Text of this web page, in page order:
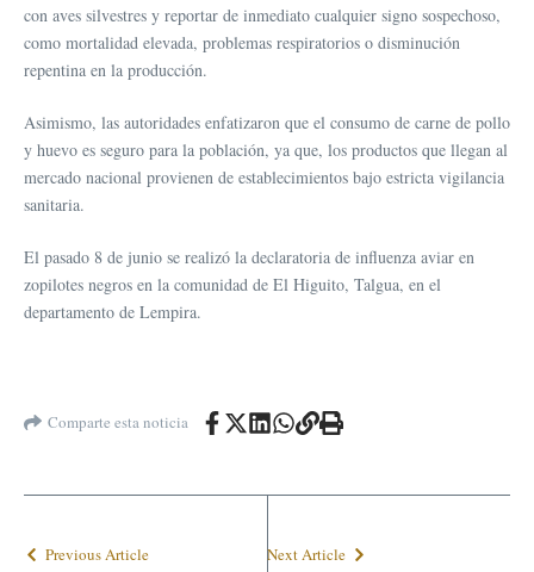
con aves silvestres y reportar de inmediato cualquier signo sospechoso,
como mortalidad elevada, problemas respiratorios o disminución
repentina en la producción.
Asimismo, las autoridades enfatizaron que el consumo de carne de pollo
y huevo es seguro para la población, ya que, los productos que llegan al
mercado nacional provienen de establecimientos bajo estricta vigilancia
sanitaria.
El pasado 8 de junio se realizó la declaratoria de influenza aviar en
zopilotes negros en la comunidad de El Higuito, Talgua, en el
departamento de Lempira.
Comparte esta noticia
Previous Article Next Article